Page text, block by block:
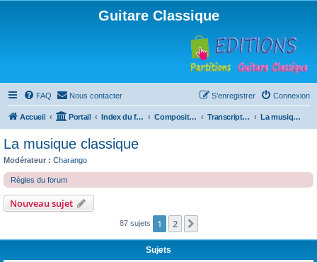
Guitare Classique
FAQ Nous contacter Connexion
S’enregistrer
Accueil Portail Index du forum Compositions Transcriptions et arrangements La musique classique
La musique classique
Modérateur : Charango
Règles du forum
Nouveau sujet
87 sujets 1 2
Sujets